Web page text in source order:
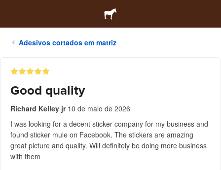
Adesivos cortados em matriz
Good quality
Richard Kelley jr 10 de maio de 2026
I was looking for a decent sticker company for my business and
found sticker mule on Facebook. The stickers are amazing
great picture and quality. Will definitely be doing more business
with them